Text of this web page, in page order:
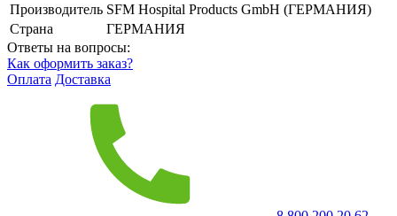
Производитель SFM Hospital Products GmbH (ГЕРМАНИЯ)
Страна
ГЕРМАНИЯ
Ответы на вопросы:
Как оформить заказ?
Оплата Доставка